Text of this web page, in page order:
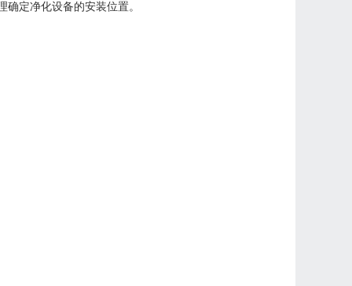
定净化设备的安装位置。